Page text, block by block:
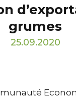
grumes
25.09.2020